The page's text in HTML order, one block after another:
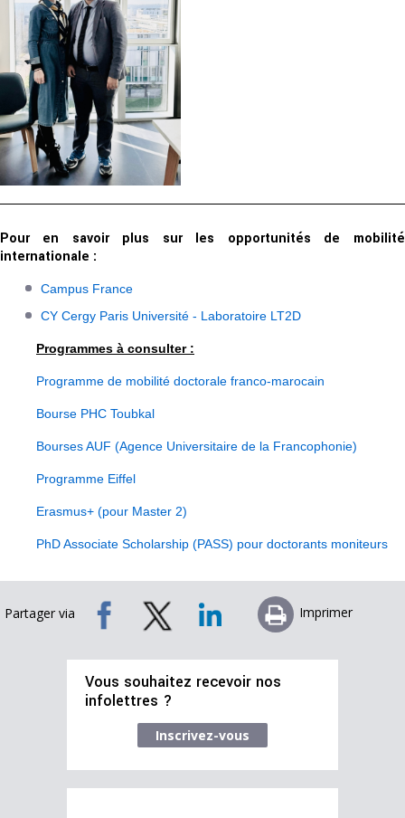
Pour en savoir plus sur les opportunités de mobilité
internationale :
Campus France
CY Cergy Paris Université - Laboratoire LT2D
Programmes à consulter :
Programme de mobilité doctorale franco-marocain
Bourse PHC Toubkal
Bourses AUF (Agence Universitaire de la Francophonie)
Programme Eiffel
Erasmus+ (pour Master 2)
PhD Associate Scholarship (PASS) pour doctorants moniteurs
Partager via Imprimer
Vous souhaitez recevoir nos
infolettres ?
Inscrivez-vous